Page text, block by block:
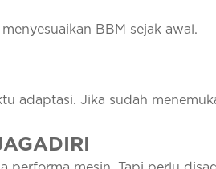
BBM sejak awal.
adaptasi. Jika sudah